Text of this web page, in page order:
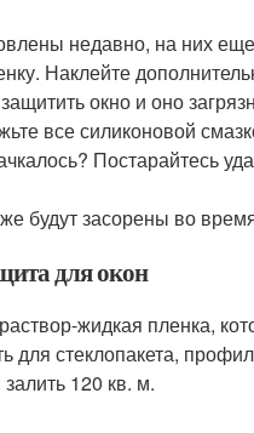
недавно, на них
Наклейте
окно и оно
все силиконовой
Постарайтесь
будут засорены во
для окон
жидкая пленка,
для стеклопакета,
120 кв. м.